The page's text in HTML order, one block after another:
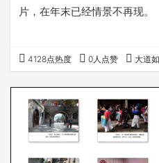
片，在年末已
4128点热度 0人点赞 大道